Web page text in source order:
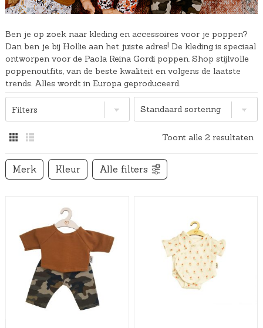
Ben je op zoek naar kleding en accessoires voor je poppen?
Dan ben je bij Hollie aan het juiste adres! De kleding is speciaal
ontworpen voor de Paola Reina Gordi poppen. Shop stijlvolle
poppenoutfits, van de beste kwaliteit en volgens de laatste
trends. Alles wordt in Europa geproduceerd.
Filters
Toont alle 2 resultaten
Merk Kleur Alle filters